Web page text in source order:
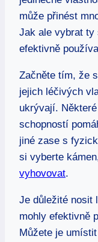
může přinést
Jak ale vybrat ty
efektivně
Začněte tím, že
jejich léčivých
ukrývají.
schopností
jiné zase s
si vyberte
vyhovovat.
Je důležité nosit
mohly efektivně
Můžete je